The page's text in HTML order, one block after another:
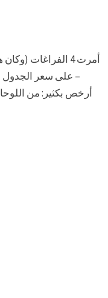
– على سعر الجدول
أرخص بكثير: من